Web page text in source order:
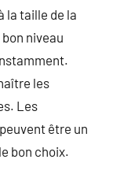
la taille de la
niveau
les
Les
être un
bon choix.